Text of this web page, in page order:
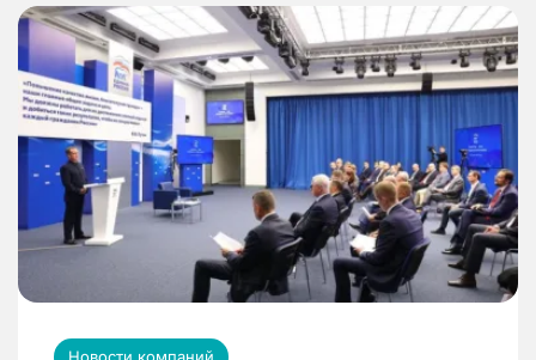
Новости компаний